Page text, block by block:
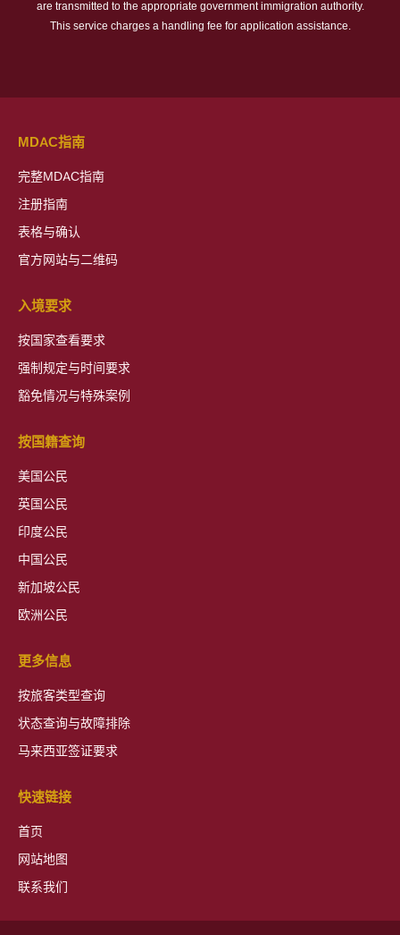
MDAC指南
完整MDAC指南
注册指南
表格与确认
官方网站与二维码
入境要求
按国家查看要求
强制规定与时间要求
豁免情况与特殊案例
按国籍查询
美国公民
英国公民
印度公民
中国公民
新加坡公民
欧洲公民
更多信息
按旅客类型查询
状态查询与故障排除
马来西亚签证要求
快速链接
首页
网站地图
联系我们